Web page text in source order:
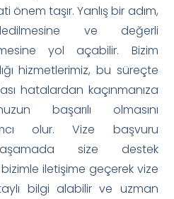
önem taşır. Yanlış bir adım,
ve değerli
yol açabilir. Bizim
hizmetlerimiz, bu süreçte
hatalardan kaçınmanıza
başarılı olmasını
olur. Vize başvuru
size destek
iletişime geçerek vize
bilgi alabilir ve uzman